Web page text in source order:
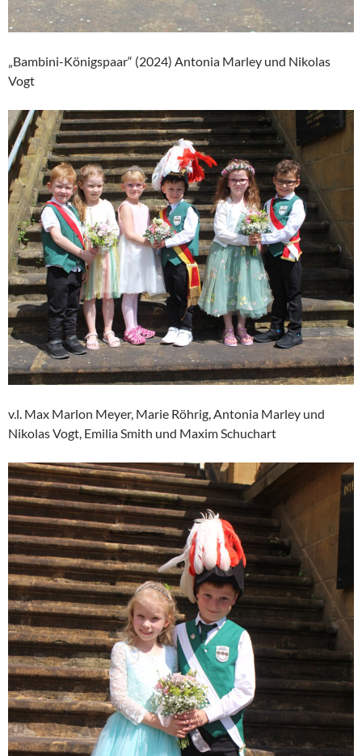
„Bambini-Königspaar“ (2024) Antonia Marley und Nikolas
Vogt
v.l. Max Marlon Meyer, Marie Röhrig, Antonia Marley und
Nikolas Vogt, Emilia Smith und Maxim Schuchart